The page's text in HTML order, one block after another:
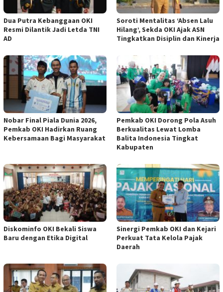
Dua Putra Kebanggaan OKI
Resmi Dilantik Jadi Letda TNI
AD
Soroti Mentalitas ‘Absen Lalu
Hilang’, Sekda OKI Ajak ASN
Tingkatkan Disiplin dan Kinerja
Nobar Final Piala Dunia 2026,
Pemkab OKI Hadirkan Ruang
Kebersamaan Bagi Masyarakat
Pemkab OKI Dorong Pola Asuh
Berkualitas Lewat Lomba
Balita Indonesia Tingkat
Kabupaten
Diskominfo OKI Bekali Siswa
Baru dengan Etika Digital
Sinergi Pemkab OKI dan Kejari
Perkuat Tata Kelola Pajak
Daerah